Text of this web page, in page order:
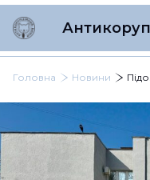
Головна Новини